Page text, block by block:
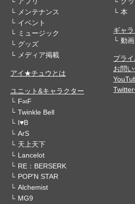
メンテナンス
イベント
ミュージック
グッズ
メディア掲載
アイ★チュウとは
ユニット&キャラクター
F∞F
Twinkle Bell
I♥B
ArS
天上天下
Lancelot
RE：BERSERK
POP'N STAR
Alchemist
MG9
本
ギャ
動画
プラ
お問